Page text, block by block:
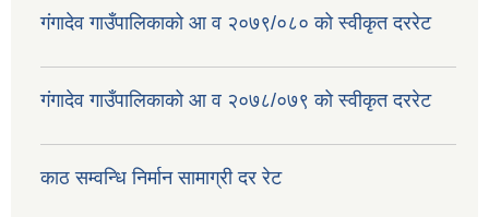
गंगादेव गाउँपालिकाको आ व २०७९/०८० को स्वीकृत दररेट
गंगादेव गाउँपालिकाको आ व २०७८/०७९ को स्वीकृत दररेट
काठ सम्वन्धि निर्मान सामाग्री दर रेट